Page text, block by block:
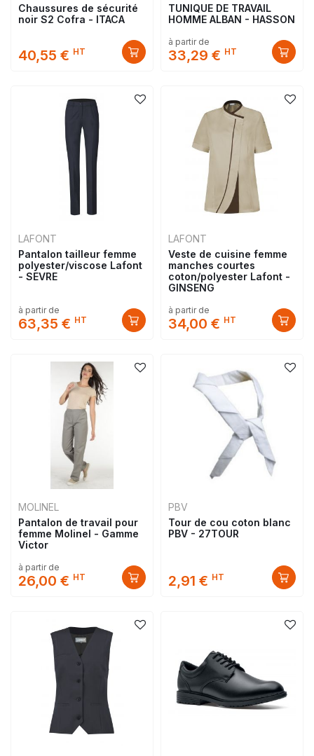
Chaussures de sécurité
noir S2 Cofra - ITACA
40,55 € HT
TUNIQUE DE TRAVAIL
HOMME ALBAN - HASSON
à partir de
33,29 € HT
LAFONT
Pantalon tailleur femme
polyester/viscose Lafont
- SEVRE
à partir de
63,35 € HT
LAFONT
Veste de cuisine femme
manches courtes
coton/polyester Lafont -
GINSENG
à partir de
34,00 € HT
MOLINEL
Pantalon de travail pour
femme Molinel - Gamme
Victor
à partir de
26,00 € HT
PBV
Tour de cou coton blanc
PBV - 27TOUR
2,91 € HT